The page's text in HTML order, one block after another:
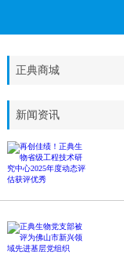
正典商城
新闻资讯